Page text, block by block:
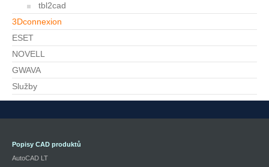
tbl2cad
3Dconnexion
ESET
NOVELL
GWAVA
Služby
Popisy CAD produktů
AutoCAD LT